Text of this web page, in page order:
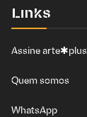
Links
Assine arte✱plus
Quem somos
WhatsApp